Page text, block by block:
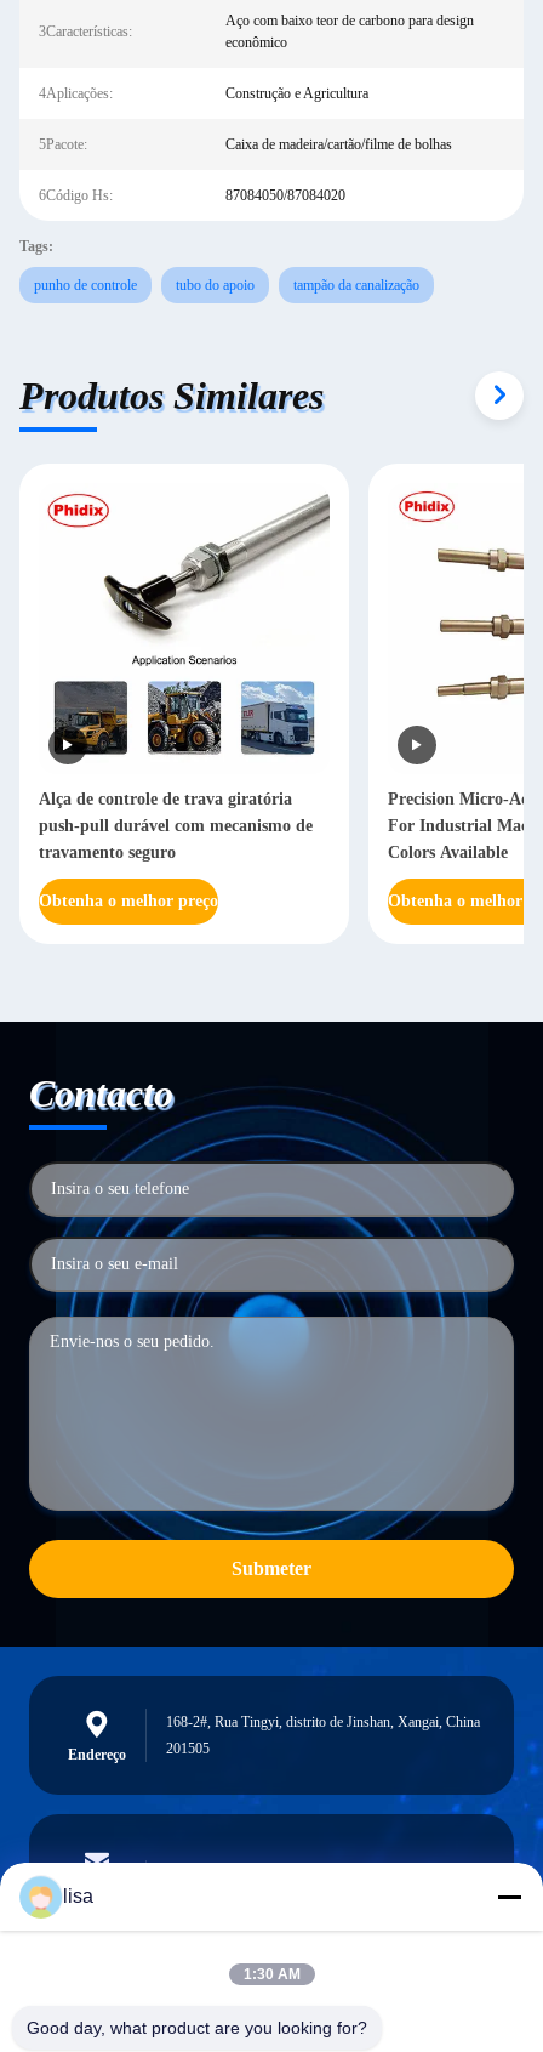
3Características:
Aço com baixo teor de carbono para design
econômico
4Aplicações: Construção e Agricultura
5Pacote: Caixa de madeira/cartão/filme de bolhas
6Código Hs: 87084050/87084020
Tags:
punho de controle tubo do apoio tampão da canalização
Produtos Similares
Alça de controle de trava giratória
push-pull durável com mecanismo de
travamento seguro
Obtenha o melhor preço
Precision Micro-
For Industrial
Colors Available
Obtenha o melhor
Contacto
Submeter
Endereço
168-2#, Rua Tingyi, distrito de Jinshan, Xangai, China
201505
E-mail
Telefone
lisa
1:30 AM
Good day, what product are you looking for?